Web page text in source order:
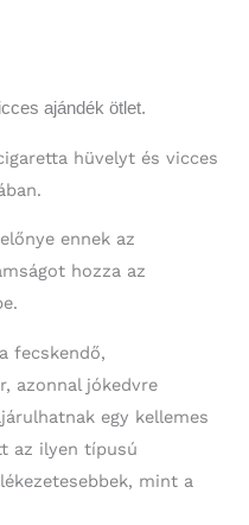
ajándék ötlet.
hüvelyt és vicces
ennek az
hozza az
fecskendő,
azonnal jókedvre
egy kellemes
az ilyen típusú
mint a